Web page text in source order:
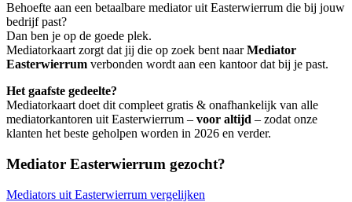
Behoefte aan een betaalbare mediator uit Easterwierrum die bij jouw
bedrijf past?
Dan ben je op de goede plek.
Mediatorkaart zorgt dat jij die op zoek bent naarMediator
Easterwierrum verbonden wordt aan een kantoor dat bij je past.
Het gaafste gedeelte?
Mediatorkaart doet dit compleet gratis & onafhankelijk van alle
mediatorkantoren uit Easterwierrum – voor altijd – zodat onze
klanten het beste geholpen worden in 2026 en verder.
Mediator Easterwierrum gezocht?
Mediators uit Easterwierrum vergelijken